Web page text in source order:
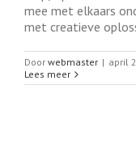
mee met elkaars
met creatieve
Door webmaster | april
Lees meer